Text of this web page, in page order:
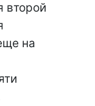
второй
на